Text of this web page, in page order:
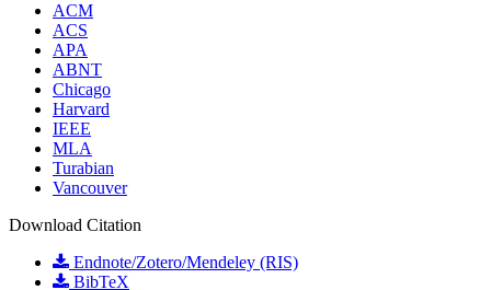
ACM
ACS
APA
ABNT
Chicago
Harvard
IEEE
MLA
Turabian
Vancouver
Download Citation
Endnote/Zotero/Mendeley (RIS)
BibTeX